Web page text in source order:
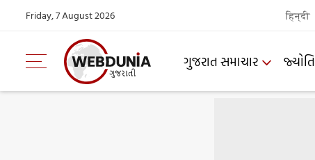
Friday, 7 August 2026 हिन्दी
ગુજરાત સમાચાર